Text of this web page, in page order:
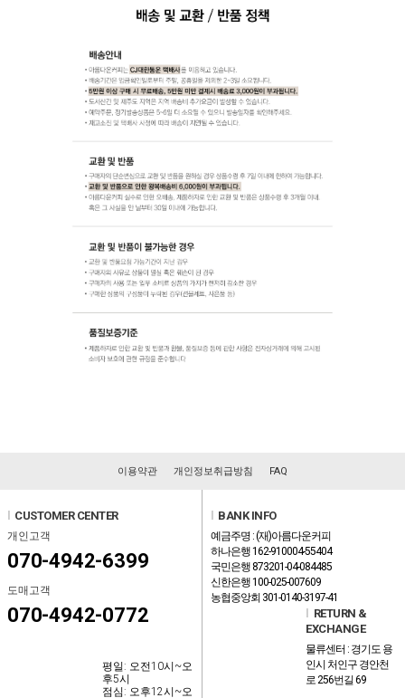
이용약관 개인정보취급방침 FAQ
CUSTOMER CENTER
개인고객
070-4942-6399
도매고객
070-4942-0772
평일: 오전10시~오
후5시
점심: 오후12시~오
BANK INFO
예금주명 : (재)아름다운커피
하나은행 162-910004-55404
국민은행 873201-04-084485
신한은행 100-025-007609
농협중앙회 301-0140-3197-41
RETURN &
EXCHANGE
물류센터 : 경기도 용
인시 처인구 경안천
로 256번길 69